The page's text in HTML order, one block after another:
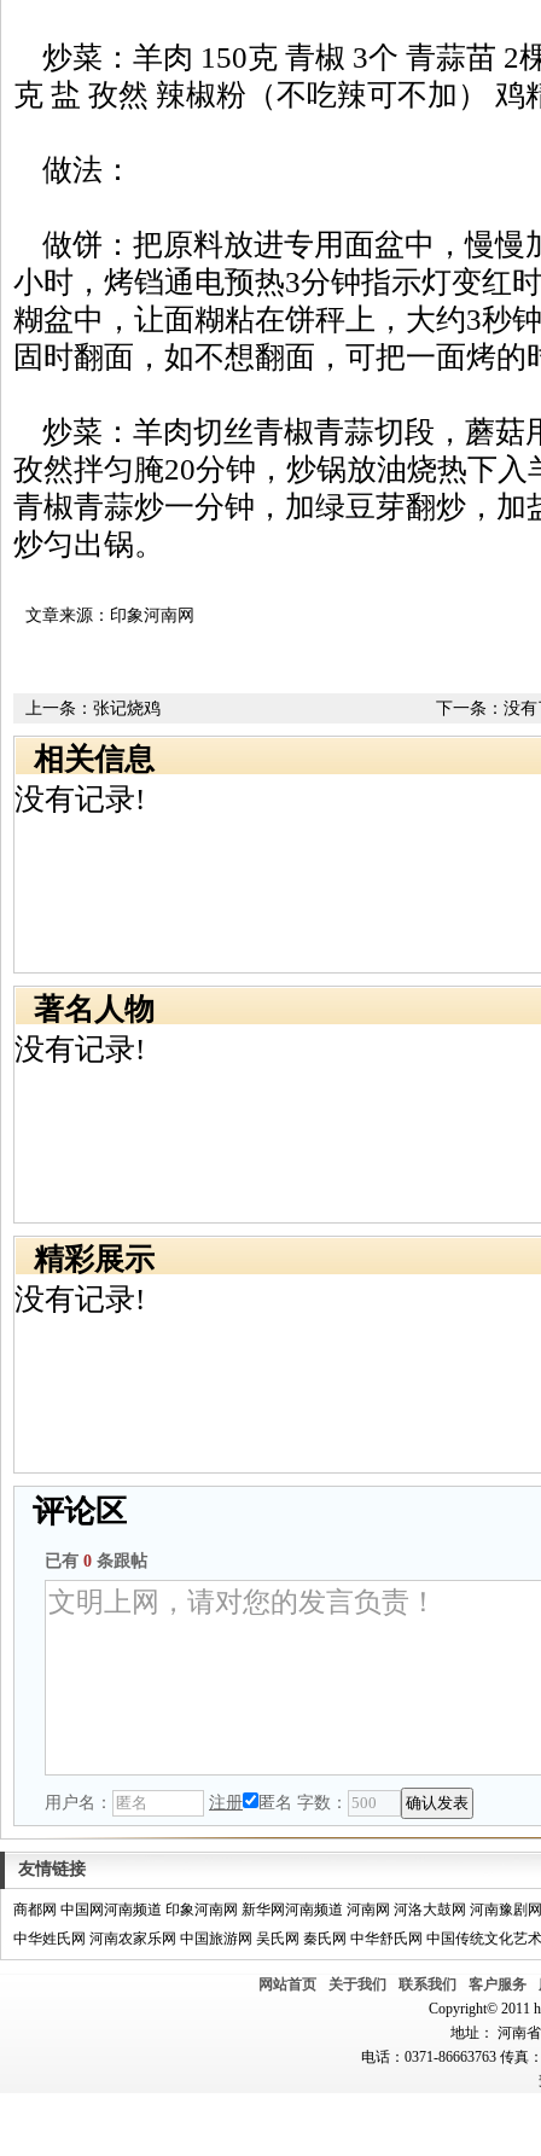
炒菜：羊肉 150克 青椒 3个 青蒜苗 2
克 盐 孜然 辣椒粉（不吃辣可不加） 鸡
做法：
做饼：把原料放进专用面盆中，慢慢
小时，烤铛通电预热3分钟指示灯变红
糊盆中，让面糊粘在饼秤上，大约3秒
固时翻面，如不想翻面，可把一面烤的
炒菜：羊肉切丝青椒青蒜切段，蘑菇
孜然拌匀腌20分钟，炒锅放油烧热下
青椒青蒜炒一分钟，加绿豆芽翻炒，加
炒匀出锅。
文章来源：印象河南网
下一条：没有
上一条： 张记烧鸡
相关信息
没有记录!
著名人物
没有记录!
精彩展示
没有记录!
评论区
已有 0 条跟帖
用户名： 注册 匿名 字数：
友情链接
商都网 中国网河南频道 印象河南网 新华网河南频道 河南网 河洛大鼓网 河南豫剧网
中华姓氏网 河南农家乐网 中国旅游网 吴氏网 秦氏网 中华舒氏网 中国传统文化艺
网站首页 关于我们 联系我们 客户服务
Copyright© 2011
地址： 河南
电话：0371-86663763 传真